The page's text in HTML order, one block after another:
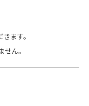
ます。
ん。